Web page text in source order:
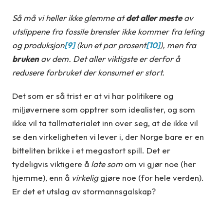
Så må vi heller ikke glemme atdet aller mesteav
utslippene fra fossile brensler ikke kommer fra leting
og produksjon[9](kun et par prosent[10]), men fra
brukenav dem. Det aller viktigste er derfor å
redusere forbruket der konsumet er stort.
Det som er så trist er at vi har politikere og
miljøvernere som opptrer som idealister, og som
ikke vil ta tallmaterialet inn over seg, at de ikke vil
se den virkeligheten vi lever i, der Norge bare er en
bitteliten brikke i et megastort spill. Det er
tydeligvis viktigere å late som om vi gjør noe (her
hjemme), enn å virkeliggjøre noe (for hele verden).
Er det et utslag av stormannsgalskap?